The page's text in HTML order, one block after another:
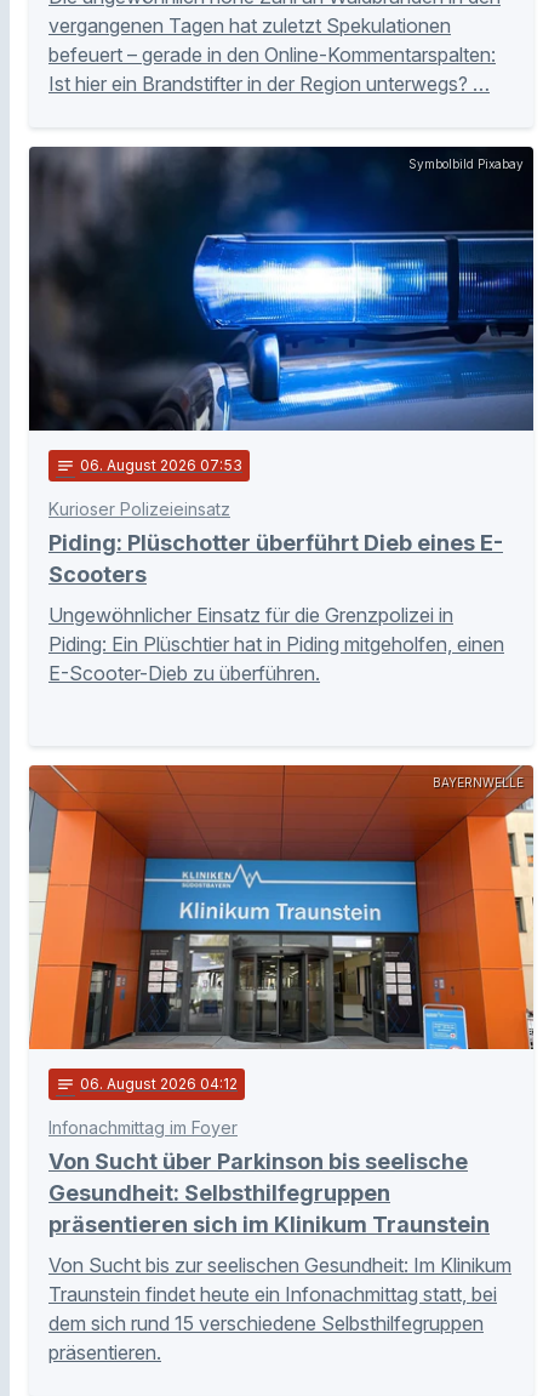
vergangenen Tagen hat zuletzt Spekulationen
befeuert – gerade in den Online-Kommentarspalten:
Ist hier ein Brandstifter in der Region unterwegs? …
Symbolbild Pixabay
notes 06. August 2026 07:53
Kurioser Polizeieinsatz
Piding: Plüschotter überführt Dieb eines E-
Scooters
Ungewöhnlicher Einsatz für die Grenzpolizei in
Piding: Ein Plüschtier hat in Piding mitgeholfen, einen
E-Scooter-Dieb zu überführen.
BAYERNWELLE
notes 06. August 2026 04:12
Infonachmittag im Foyer
Von Sucht über Parkinson bis seelische
Gesundheit: Selbsthilfegruppen
präsentieren sich im Klinikum Traunstein
Von Sucht bis zur seelischen Gesundheit: Im Klinikum
Traunstein findet heute ein Infonachmittag statt, bei
dem sich rund 15 verschiedene Selbsthilfegruppen
präsentieren.